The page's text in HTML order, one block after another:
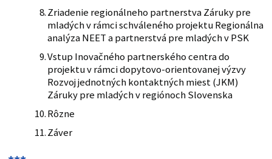
Zriadenie regionálneho partnerstva Záruky pre
mladých v rámci schváleného projektu Regionálna
analýza NEET a partnerstvá pre mladých v PSK
Vstup Inovačného partnerského centra do
projektu v rámci dopytovo-orientovanej výzvy
Rozvoj jednotných kontaktných miest (JKM)
Záruky pre mladých v regiónoch Slovenska
Rôzne
Záver